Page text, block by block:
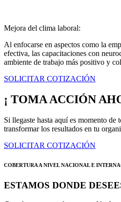
Mejora del clima laboral:
Al enfocarse en aspectos como la
efectiva, las capacitaciones con
ambiente de trabajo más positivo y
SOLICITAR COTIZACIÓN
¡ TOMA ACCIÓN
Si llegaste hasta aquí es momento de
transformar los resultados en tu
SOLICITAR COTIZACIÓN
COBERTURA A NIVEL NACIONAL E
ESTAMOS DONDE